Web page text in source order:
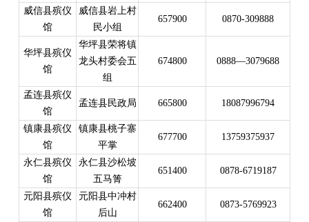
威信县殡仪
馆
威信县岩上村
民小组
657900 0870-309888
华坪县殡仪
馆
华坪县荣将镇
龙头村委会五
组
674800 0888—3079688
孟连县殡仪
馆
孟连县民政局 665800 18087996794
镇康县殡仪
馆
镇康县桃子寨
平掌
677700 13759375937
永仁县殡仪
馆
永仁县沙松坡
五马箐
651400 0878-6719187
元阳县殡仪
馆
元阳县中冲村
后山
662400 0873-5769923